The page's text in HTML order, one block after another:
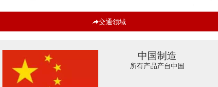
交通领域
中国制造
所有产品产自中国